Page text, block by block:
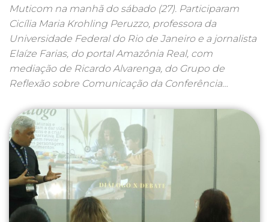
Muticom na manhã do sábado (27). Participaram
Cicília Maria Krohling Peruzzo, professora da
Universidade Federal do Rio de Janeiro e a jornalista
Elaíze Farias, do portal Amazônia Real, com
mediação de Ricardo Alvarenga, do Grupo de
Reflexão sobre Comunicação da Conferência…